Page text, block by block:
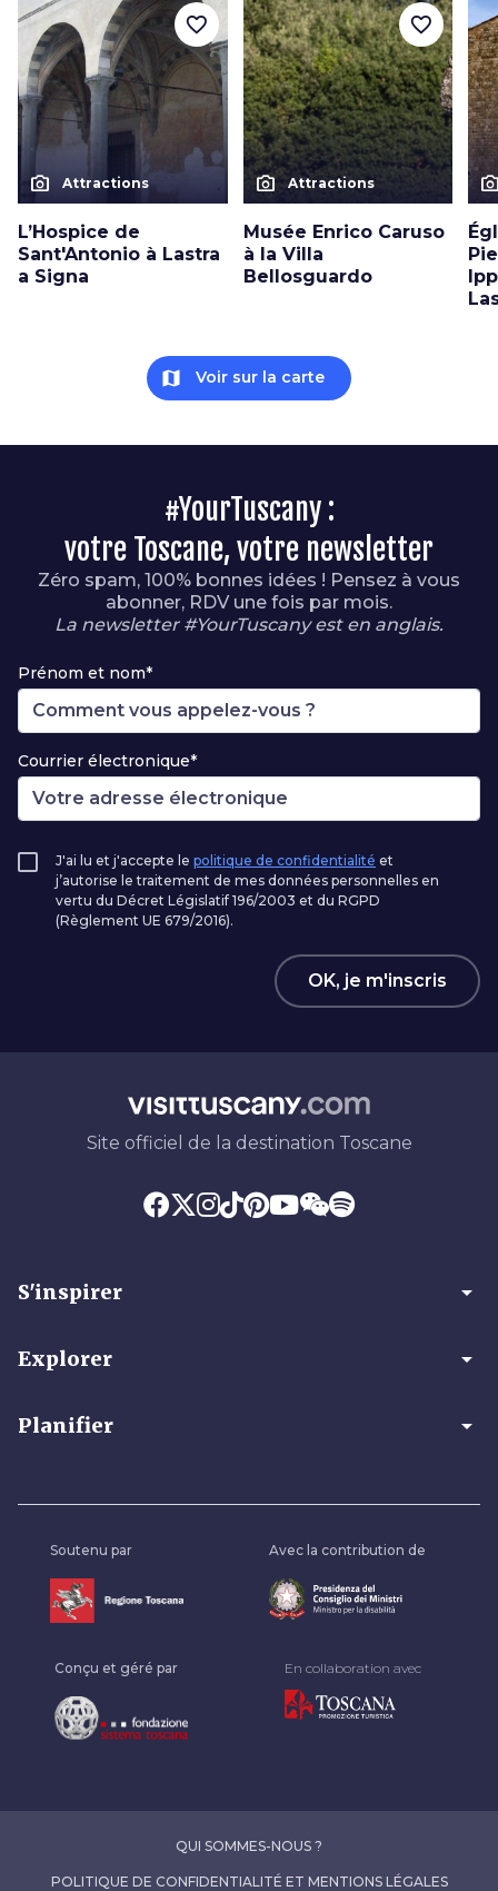
photo_camera Attractions
L’Hospice de
Sant'Antonio à Lastra
a Signa
favorite_border
photo_camera Attractions
Musée Enrico Caruso
à la Villa
Bellosguardo
favorite_border
map Voir sur la carte
#YourTuscany :
votre Toscane, votre newsletter
Zéro spam, 100% bonnes idées ! Pensez à vous
abonner, RDV une fois par mois.
La newsletter #YourTuscany est en anglais.
Prénom et nom*
Courrier électronique*
J'ai lu et j'accepte le politique de confidentialité et
j’autorise le traitement de mes données personnelles en
vertu du Décret Législatif 196/2003 et du RGPD
(Règlement UE 679/2016).
OK, je m'inscris
Site officiel de la destination Toscane
S'inspirer arrow_drop_down
Explorer arrow_drop_down
Planifier arrow_drop_down
Soutenu par Avec la contribution de
Conçu et géré par En collaboration avec
QUI SOMMES-NOUS ?
POLITIQUE DE CONFIDENTIALITÉ ET MENTIONS LÉGALES